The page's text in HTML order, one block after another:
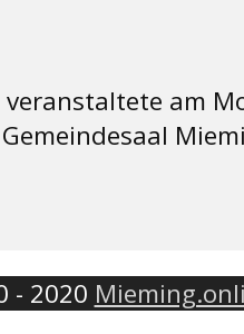
am
- 2020